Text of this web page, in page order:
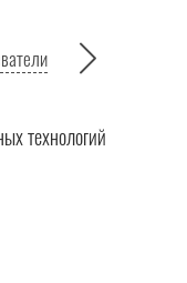
технологий